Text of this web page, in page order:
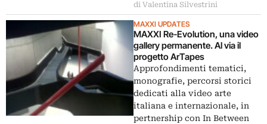
di Valentina Silvestrini
MAXXI UPDATES
MAXXI Re-Evolution, una video
gallery permanente. Al via il
progetto ArTapes
Approfondimenti tematici,
monografie, percorsi storici
dedicati alla video arte
italiana e internazionale, in
pertnership con In Between